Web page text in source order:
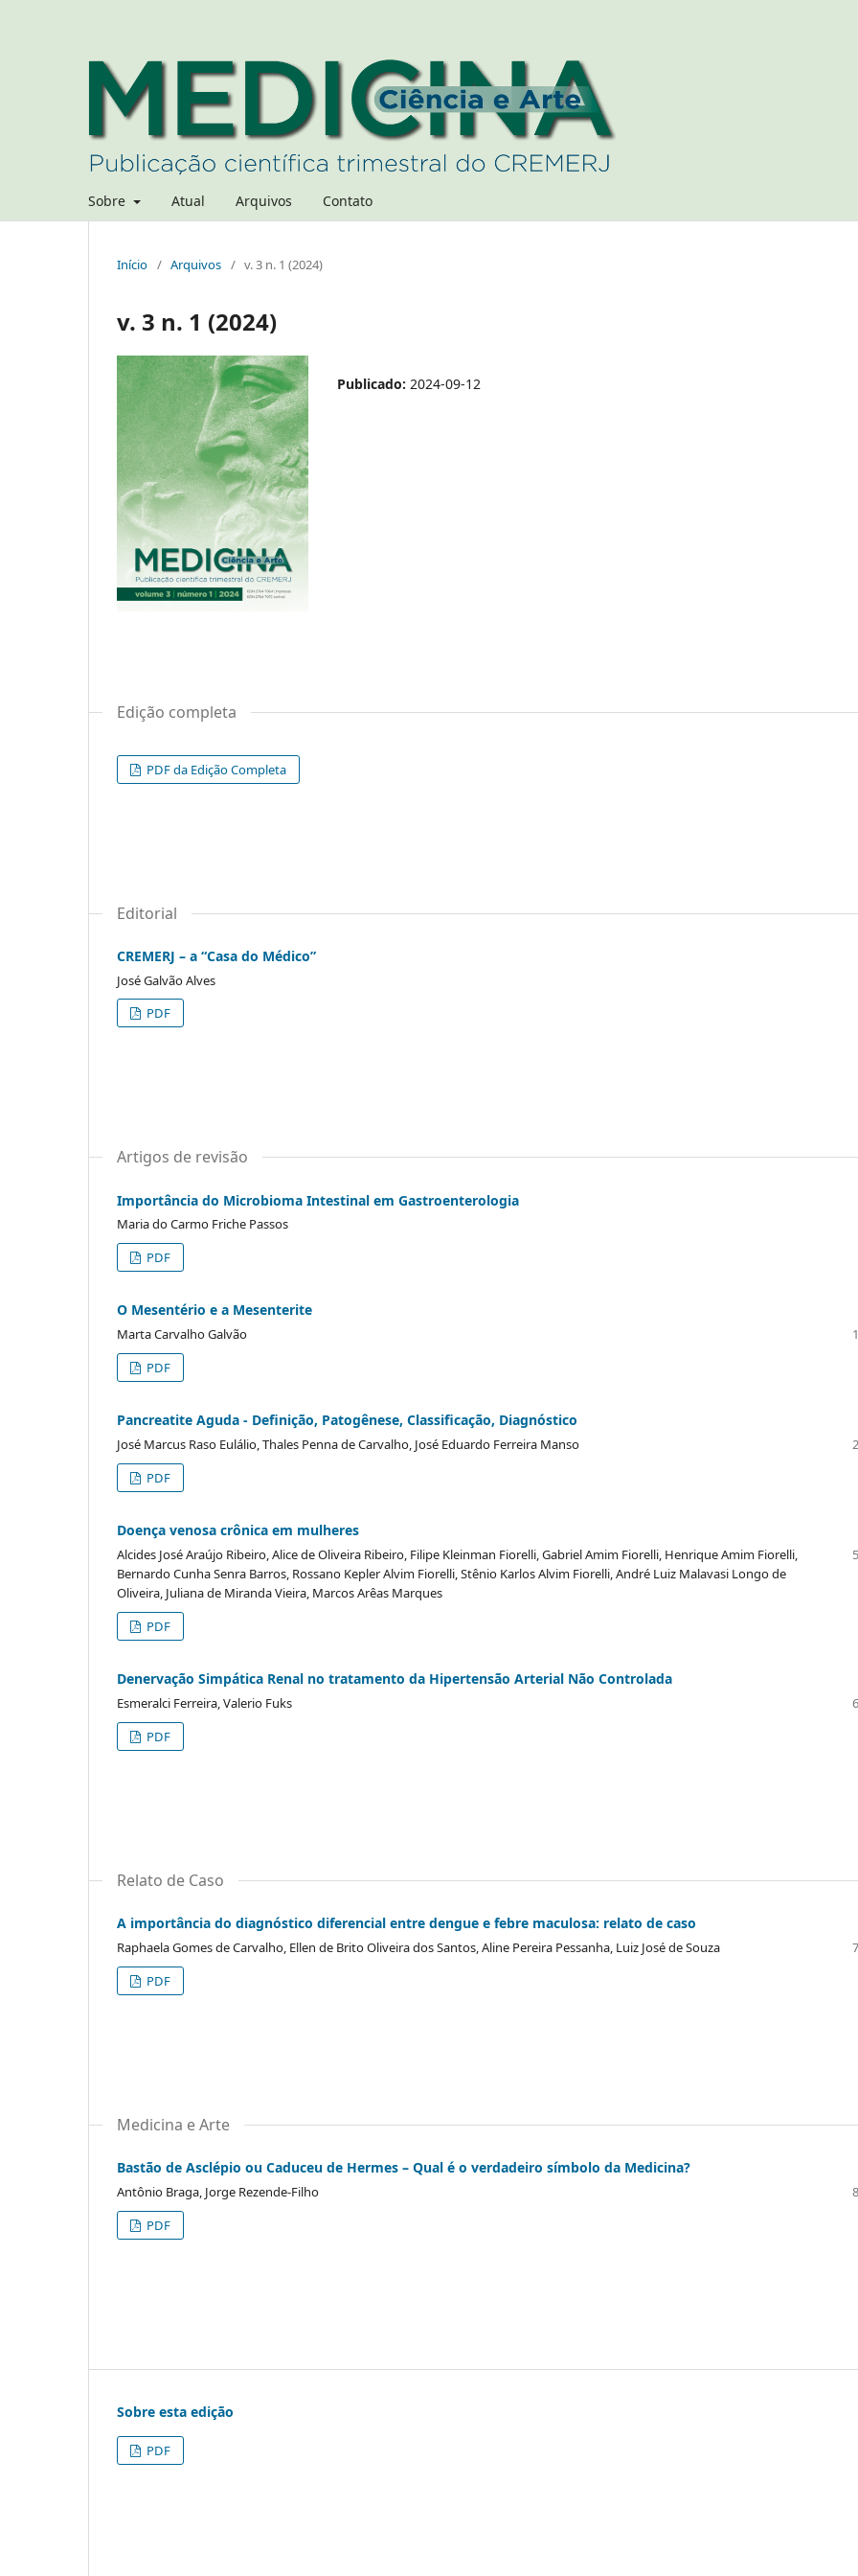
Sobre Atual Arquivos Contato
Início / Arquivos / v. 3 n. 1 (2024)
v. 3 n. 1 (2024)
Publicado: 2024-09-12
Edição completa
PDF da Edição Completa
Editorial
CREMERJ – a “Casa do Médico”
José Galvão Alves
PDF
Artigos de revisão
Importância do Microbioma Intestinal em Gastroenterologia
Maria do Carmo Friche Passos
PDF
O Mesentério e a Mesenterite
Marta Carvalho Galvão
PDF
Pancreatite Aguda - Definição, Patogênese, Classificação, Diagnóstico
José Marcus Raso Eulálio, Thales Penna de Carvalho, José Eduardo Ferreira Manso
PDF
Doença venosa crônica em mulheres
Alcides José Araújo Ribeiro, Alice de Oliveira Ribeiro, Filipe Kleinman Fiorelli, Gabriel Amim Fiorelli, Henrique Amim Fiorelli,
Bernardo Cunha Senra Barros, Rossano Kepler Alvim Fiorelli, Stênio Karlos Alvim Fiorelli, André Luiz Malavasi Longo de
Oliveira, Juliana de Miranda Vieira, Marcos Arêas Marques
PDF
Denervação Simpática Renal no tratamento da Hipertensão Arterial Não Controlada
Esmeralci Ferreira, Valerio Fuks
PDF
Relato de Caso
A importância do diagnóstico diferencial entre dengue e febre maculosa: relato de caso
Raphaela Gomes de Carvalho, Ellen de Brito Oliveira dos Santos, Aline Pereira Pessanha, Luiz José de Souza
PDF
Medicina e Arte
Bastão de Asclépio ou Caduceu de Hermes – Qual é o verdadeiro símbolo da Medicina?
Antônio Braga, Jorge Rezende-Filho
PDF
Sobre esta edição
PDF